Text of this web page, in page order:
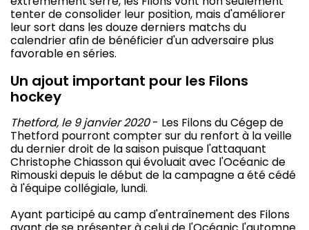
tenter de consolider leur position, mais d'améliorer
leur sort dans les douze derniers matchs du
calendrier afin de bénéficier d'un adversaire plus
favorable en séries.
Un ajout important pour les Filons
hockey
Thetford, le 9 janvier 2020- Les Filons du Cégep de
Thetford pourront compter sur du renfort à la veille
du dernier droit de la saison puisque l'attaquant
Christophe Chiasson qui évoluait avec l'Océanic de
Rimouski depuis le début de la campagne a été cédé
à l'équipe collégiale, lundi.
Ayant participé au camp d'entraînement des Filons